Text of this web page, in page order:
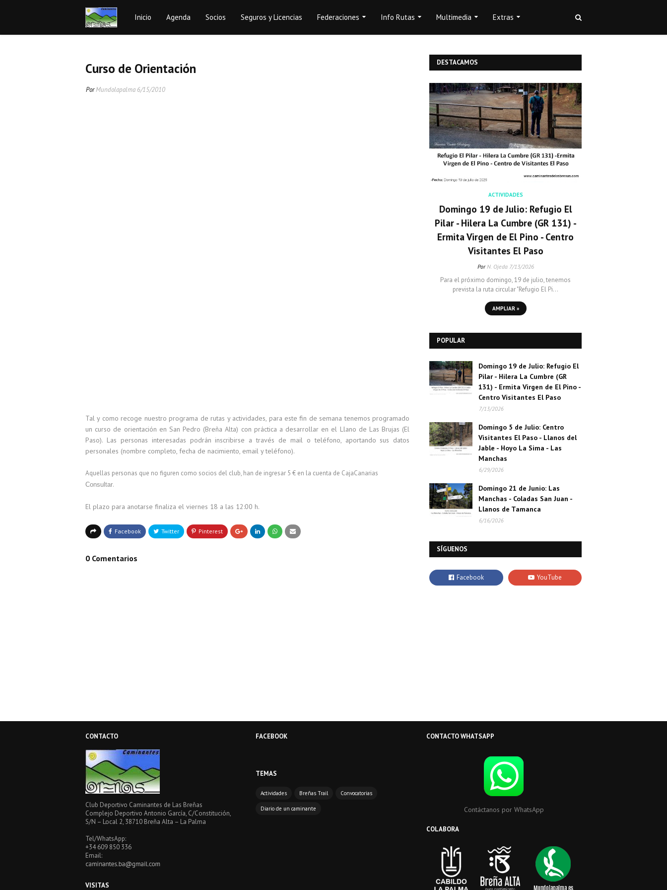
Inicio Agenda Socios Seguros y Licencias Federaciones Info Rutas Multimedia Extras
Curso de Orientación
PorMundolapalma 6/15/2010
Tal y como recoge nuestro programa de rutas y actividades, para este fin de semana tenemos programado
un curso de orientación en San Pedro (Breña Alta) con práctica a desarrollar en el Llano de Las Brujas (El
Paso). Las personas interesadas podrán inscribirse a través de mail o teléfono, aportando sus datos
personales (nombre completo, fecha de nacimiento, email y teléfono).
Aquellas personas que no figuren como socios del club, han de ingresar 5 € en la cuenta de CajaCanarias
Consultar.
El plazo para anotarse finaliza el viernes 18 a las 12:00 h.
0 Comentarios
DESTACAMOS
ACTIVIDADES
Domingo 19 de Julio: Refugio El
Pilar - Hilera La Cumbre (GR 131) -
Ermita Virgen de El Pino - Centro
Visitantes El Paso
Por N. Ojeda 7/13/2026
Para el próximo domingo, 19 de julio, tenemos
prevista la ruta circular "Refugio El Pi…
AMPLIAR »
POPULAR
Domingo 19 de Julio: Refugio El
Pilar - Hilera La Cumbre (GR
131) - Ermita Virgen de El Pino -
Centro Visitantes El Paso
7/13/2026
Domingo 5 de Julio: Centro
Visitantes El Paso - Llanos del
Jable - Hoyo La Sima - Las
Manchas
6/29/2026
Domingo 21 de Junio: Las
Manchas - Coladas San Juan -
Llanos de Tamanca
6/16/2026
SÍGUENOS
CONTACTO
Club Deportivo Caminantes de Las Breñas
Complejo Deportivo Antonio García, C/Constitución,
S/N – Local 2, 38710 Breña Alta – La Palma
Tel/WhatsApp:
+34 609 850 336
Email:
VISITAS
FACEBOOK
TEMAS
Actividades Breñas Trail Convocatorias
Diario de un caminante
CONTACTO WHATSAPP
Contáctanos por WhatsApp
COLABORA